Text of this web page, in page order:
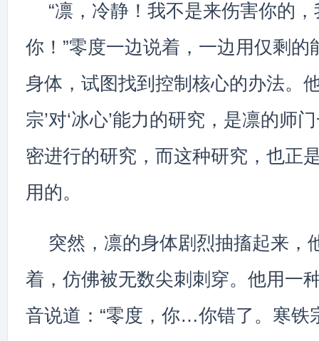
“凛，冷静！我不是来伤害你的
你！”零度一边说着，一边用仅剩的
身体，试图找到控制核心的办法。
宗’对‘冰心’能力的研究，是凛的师
密进行的研究，而这种研究，也正
用的。
突然，凛的身体剧烈抽搐起来，
着，仿佛被无数尖刺刺穿。他用一
音说道：“零度，你…你错了。寒铁